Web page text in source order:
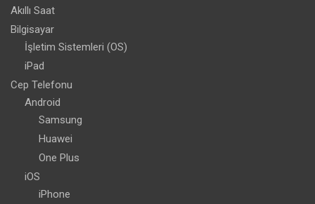
Akıllı Saat
Bilgisayar
İşletim Sistemleri (OS)
iPad
Cep Telefonu
Android
Samsung
Huawei
One Plus
iOS
iPhone